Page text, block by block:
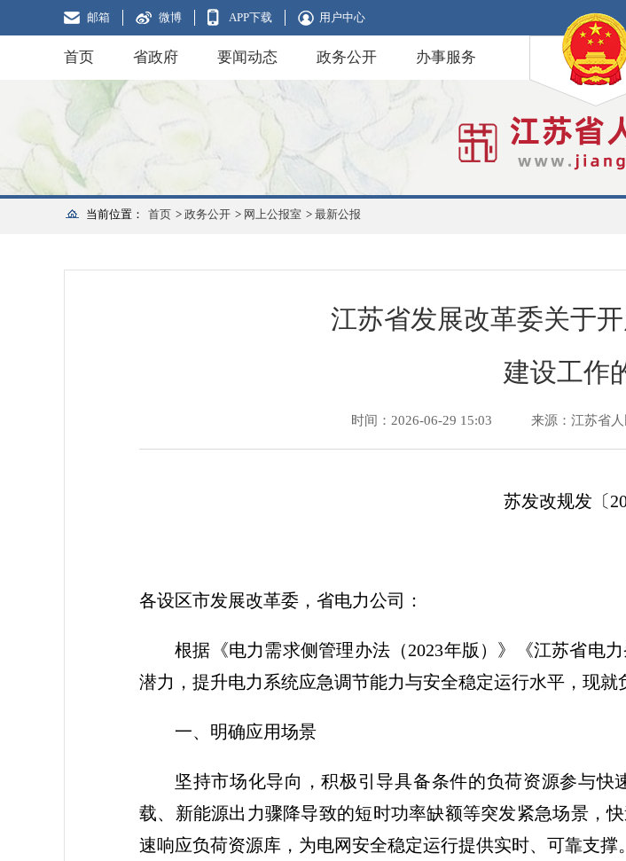
邮箱 微博 APP下载 用户中心
首页 省政府 要闻动态 政务公开 办事服务
当前位置： 首页 > 政务公开 > 网上公报室 > 最新公报
江苏省发展改革委关于
建设工作
时间：2026-06-29 15:03 来源：江苏省
苏发改规发〔
各设区市发展改革委，省电力公司：
根据《电力需求侧管理办法（2023年版）》《江苏省电
潜力，提升电力系统应急调节能力与安全稳定运行水平，现就
一、明确应用场景
坚持市场化导向，积极引导具备条件的负荷资源参与
载、新能源出力骤降导致的短时功率缺额等突发紧急场景，
速响应负荷资源库，为电网安全稳定运行提供实时、可靠支撑。